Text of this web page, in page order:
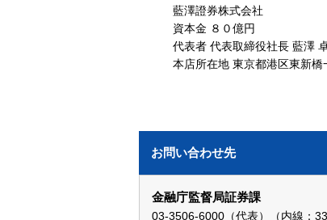
藍澤證券株式会社
資本金 ８０億円
代表者 代表取締役社長 藍澤
本店所在地 東京都港区東新橋
お問い合わせ先
金融庁監督局証券課
03-3506-6000（代表）（内線：